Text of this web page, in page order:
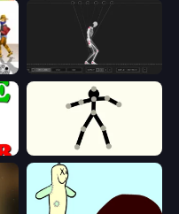
Skeleton Simulator
Stick Animator